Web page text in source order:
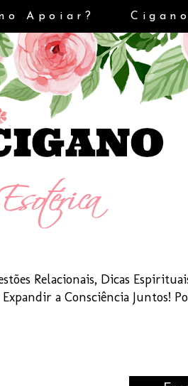
Relacionais, Dicas
a Consciência Juntos!
Apoiar?